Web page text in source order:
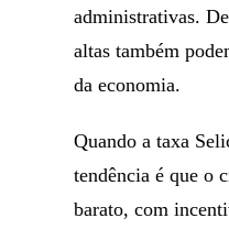
administrativas.
altas também
da economia.
Quando a taxa
tendência é que o
barato, com